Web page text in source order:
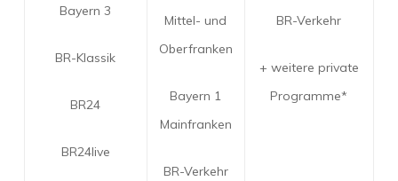
Bayern 3
BR-Klassik
BR24
BR24live
Mittel- und
Oberfranken
Bayern 1
Mainfranken
BR-Verkehr
BR-Verkehr
+ weitere private
Programme*